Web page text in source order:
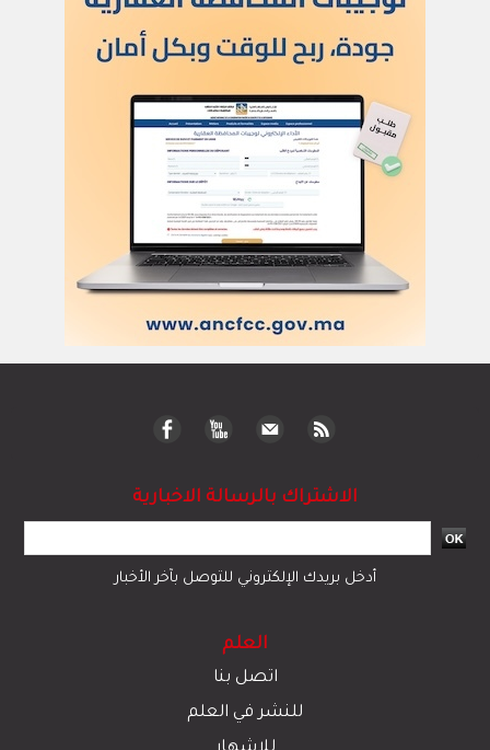
الاشتراك بالرسالة الاخبارية
أدخل بريدك الإلكتروني للتوصل بآخر الأخبار
العلم
اتصل بنا
للنشر في العلم